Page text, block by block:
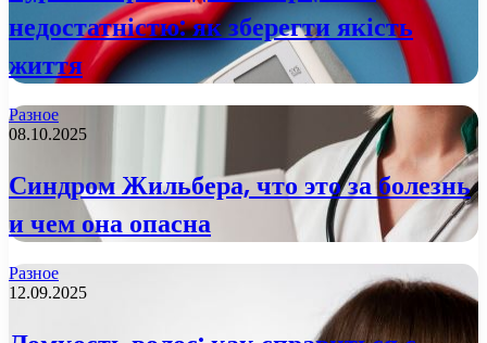
недостатністю: як зберегти якість
життя
Разное
08.10.2025
Синдром Жильбера, что это за болезнь
и чем она опасна
Разное
12.09.2025